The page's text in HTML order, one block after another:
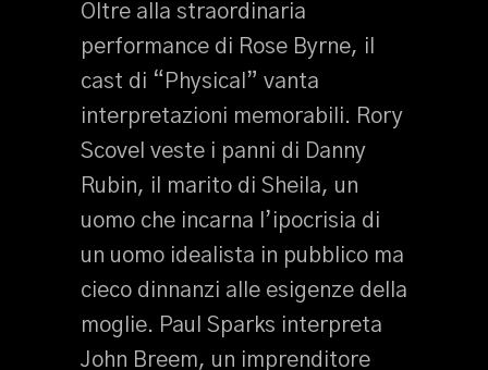
Oltre alla straordinaria
performance di Rose Byrne, il
cast di “Physical” vanta
interpretazioni memorabili. Rory
Scovel veste i panni di Danny
Rubin, il marito di Sheila, un
uomo che incarna l’ipocrisia di
un uomo idealista in pubblico ma
cieco dinnanzi alle esigenze della
moglie. Paul Sparks interpreta
John Breem, un imprenditore